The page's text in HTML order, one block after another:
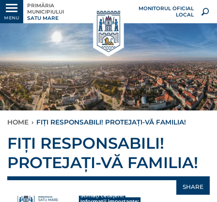
MENU
PRIMĂRIA
MUNICIPIULUI
SATU MARE
MONITORUL OFICIAL
LOCAL
HOME › FIȚI RESPONSABILI! PROTEJAȚI-VĂ FAMILIA!
FIȚI RESPONSABILI!
PROTEJAȚI-VĂ FAMILIA!
SHARE